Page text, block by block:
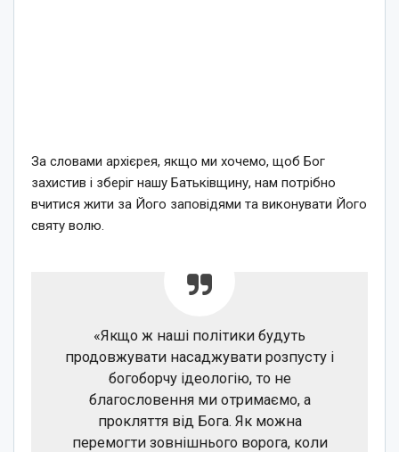
За словами архієрея, якщо ми хочемо, щоб Бог
захистив і зберіг нашу Батьківщину, нам потрібно
вчитися жити за Його заповідями та виконувати Його
святу волю.
«Якщо ж наші політики будуть
продовжувати насаджувати розпусту і
богоборчу ідеологію, то не
благословення ми отримаємо, а
прокляття від Бога. Як можна
перемогти зовнішнього ворога, коли